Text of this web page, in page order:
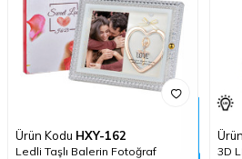
Ürün Kodu HXY-162
Ledli Taşlı Balerin Fotoğraf
3D